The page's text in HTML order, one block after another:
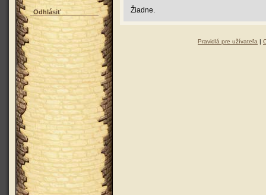
Odhlásiť
Žiadne.
Pravidlá pre užívateľa |